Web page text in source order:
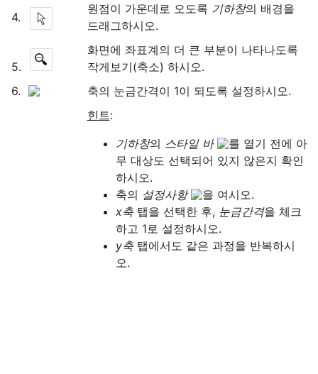
4.
원점이 가운데로 오도록 기하창의 배경을
드래그하시오.
5.
화면에 좌표계의 더 큰 부분이 나타나도록
작게보기(축소) 하시오.
6.
축의 눈금간격이 1이 되도록 설정하시오.
힌트
기하창의 스타일 바
를 열기 전에 아
무 대상도 선택되어 있지 않은지 확인
하시오.
﻿﻿﻿﻿축의 설정사항
을 여시오.
x축 탭을 선택한 후, 눈금간격을 체크
하고 1로 설정하시오.
y축 탭에서도 같은 과정을 반복하시
오.